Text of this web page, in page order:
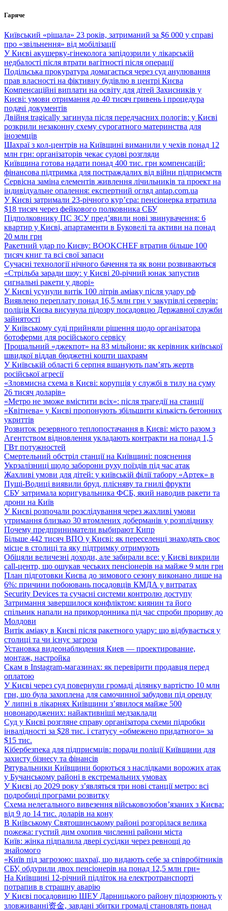
Перейти
вмісту
Гаряче
Київський «рішала» 23 років, затриманий за $6 000 у справі
про «звільнення» від мобілізації
У Києві акушерку-гінеколога запідозрили у лікарській
недбалості після втрати вагітності після операції
Подільська прокуратура домагається через суд анулювання
прав власності на фіктивну будівлю в центрі Києва
Компенсаційні виплати на освіту для дітей Захисників у
Києві: умови отримання до 40 тисяч гривень і процедура
подачі документів
Двійня tragically загинула після передчасних пологів: у Києві
розкрили незаконну схему сурогатного материнства для
іноземців
Шахраї з кол-центрів на Київщині виманили у чехів понад 12
млн грн: організаторів чекає судові розгляди
Київщина готова надати понад 400 тис. грн компенсацій:
фінансова підтримка для постраждалих від війни підприємств
Сервісна заміна елементів живлення лічильників та проект на
індивідуальне опалення: експертний огляд antap.com.ua
У Києві затримали 23-річного кур’єра: пенсіонерка втратила
$18 тисяч через фейкового полковника СБУ
Підполковнику ПС ЗСУ пред’явили нові звинувачення: 6
квартир у Києві, апартаменти в Буковелі та активи на понад
20 млн грн
Ракетний удар по Києву: BOOKCHEF втратив більше 100
тисяч книг та всі свої запаси
Сучасні технології нічного бачення та як вони розвиваються
«Стрільба заради шоу: у Києві 20-річний юнак запустив
сигнальні ракети у дворі»
У Києві усунули витік 100 літрів аміаку після удару рф
Виявлено переплату понад 16,5 млн грн у закупівлі серверів:
поліція Києва висунула підозру посадовцю Державної служби
зайнятості
У Київському суді прийняли рішення щодо організатора
ботоферми для російського сервісу
Прощальний «джекпот» на 83 мільйони: як керівник київської
швидкої віддав бюджетні кошти шахраям
У Київській області 6 серпня вшанують пам’ять жертв
російської агресії
«Зловмисна схема в Києві: корупція у службі в тилу на суму
26 тисяч доларів»
«Метро не зможе вмістити всіх»: після трагедії на станції
«Квітнева» у Києві пропонують збільшити кількість бетонних
укриттів
Розвиток резервного теплопостачання в Києві: місто разом з
Агентством відновлення укладають контракти на понад 1,5
ГВт потужностей
Смертельний обстріл станції на Київщині: пояснення
Укрзалізниці щодо заборони руху поїздів під час атак
Жахливі умови для дітей: у київській філії табору «Артек» в
Пущі-Водиці виявили бруд, плісняву та гнилі фрукти
СБУ затримала коригувальника ФСБ, який наводив ракети та
дрони на Київ
У Києві розпочали розслідування через жахливі умови
утримання близько 30 втомлених доберманів у розпліднику
Почему предприниматели выбирают Кипр
Більше 442 тисяч ВПО у Києві: як переселенці знаходять своє
місце в столиці та яку підтримку отримують
Обіцяли величезні доходи, але забирали все: у Києві викрили
call-центр, що ошукав чеських пенсіонерів на майже 9 млн грн
План підготовки Києва до зимового сезону виконано лише на
6%: причини побоювань посадовців КМДА у витратах
Security Devices та сучасні системи контролю доступу
Затримання завершилося конфліктом: киянин та його
спільник напали на прикордонника під час спроби прориву до
Молдови
Витік аміаку в Києві після ракетного удару: що відбувається у
столиці та чи існує загроза
Установка видеонаблюдения Киев — проектирование,
монтаж, настройка
Скам в Instagram-магазинах: як перевірити продавця перед
оплатою
У Києві через суд повернули громаді ділянку вартістю 10 млн
грн, що була захоплена для самочинної забудови під оренду
У липні в лікарнях Київщини з’явилося майже 500
новонароджених: найактивніші медзаклади
Суд у Києві розгляне справу організатора схеми підробки
інвалідності за $28 тис. і статусу «обмежено придатного» за
$15 тис.
Кібербезпека для підприємців: поради поліції Київщини для
захисту бізнесу та фінансів
Рятувальники Київщини борються з наслідками ворожих атак
у Бучанському районі в екстремальних умовах
У Києві до 2029 року з’являться три нові станції метро: всі
подробиці програми розвитку
Схема нелегального вивезення військовозобов’язаних з Києва:
від 9 до 14 тис. доларів на кону
В Київському Святошинському районі розгорілася велика
пожежа: густий дим охопив численні райони міста
Київ: жінка підпалила двері сусідки через ревнощі до
знайомого
«Київ під загрозою: шахраї, що видають себе за співробітників
СБУ, обдурили двох пенсіонерів на понад 12,5 млн грн»
На Київщині 12-річний підліток на електротранспорті
потрапив в страшну аварію
У Києві посадовицю ШЕУ Дарницького району підозрюють у
зловживанні资金, завдані збитки громаді становлять понад